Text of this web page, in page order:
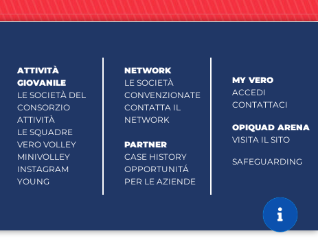
ATTIVITÀ
GIOVANILE
LE SOCIETÀ DEL
CONSORZIO
ATTIVITÀ
LE SQUADRE
VERO VOLLEY
MINIVOLLEY
INSTAGRAM
YOUNG
NETWORK
LE SOCIETÀ
CONVENZIONATE
CONTATTA IL
NETWORK
PARTNER
CASE HISTORY
OPPORTUNITÁ
PER LE AZIENDE
MY VERO
ACCEDI
CONTATTACI
OPIQUAD ARENA
VISITA IL SITO
SAFEGUARDING